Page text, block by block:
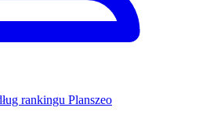
rankingu Planszeo